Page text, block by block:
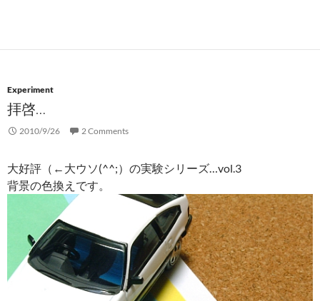
Experiment
拝啓…
2010/9/26 2 Comments
大好評（←大ウソ(^^;）の実験シリーズ…vol.3
背景の色換えです。